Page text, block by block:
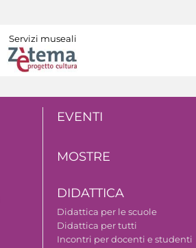
Servizi museali
EVENTI
MOSTRE
DIDATTICA
Didattica per le scuole
Didattica per tutti
Incontri per docenti e studenti